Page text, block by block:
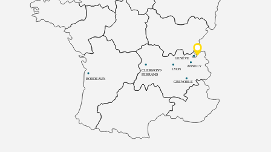
BORDEAUX
CLERMONT-
FERRAND
LYON
ANNECY
GRENOBLE
GENÈVE